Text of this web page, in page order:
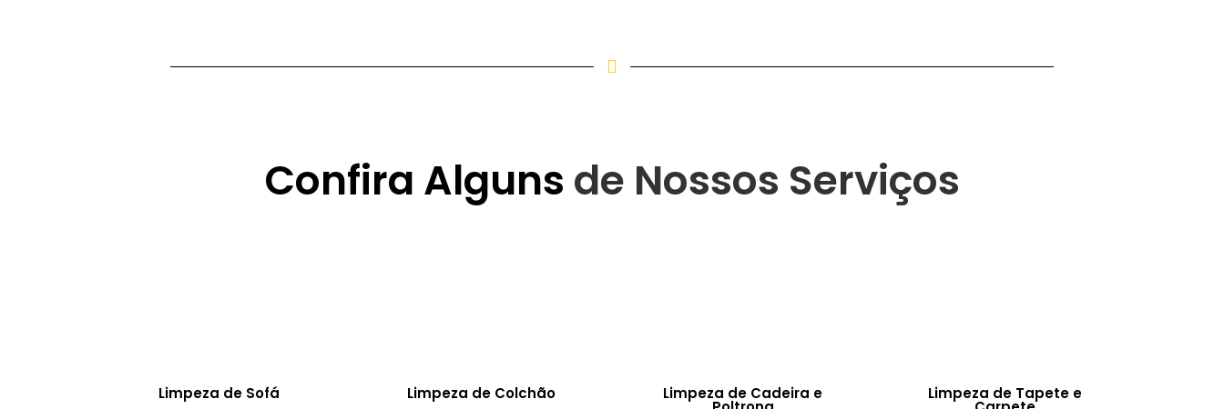
Confira Alguns de Nossos Serviços
Limpeza de Sofá Limpeza de Colchão Limpeza de Cadeira e Limpeza de Tapete e